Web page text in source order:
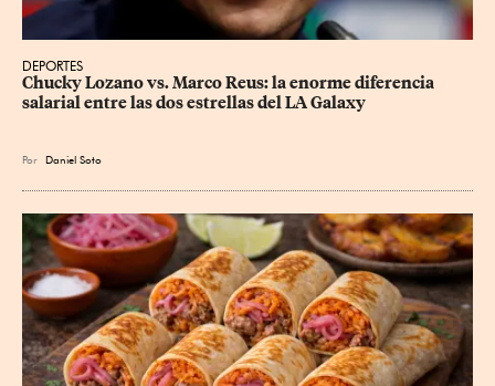
DEPORTES
Chucky Lozano vs. Marco Reus: la enorme diferencia
salarial entre las dos estrellas del LA Galaxy
Por Daniel Soto